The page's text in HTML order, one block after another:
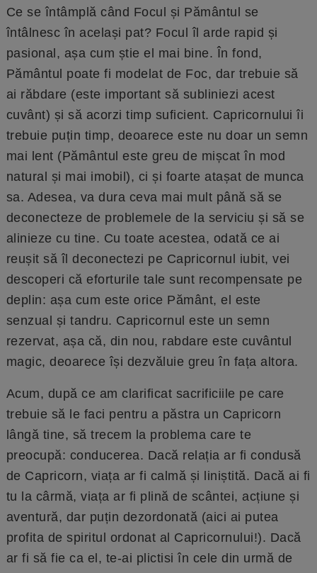
Ce se întâmplă când Focul și Pământul se
întâlnesc în același pat? Focul îl arde rapid și
pasional, așa cum știe el mai bine. În fond,
Pământul poate fi modelat de Foc, dar trebuie să
ai răbdare (este important să subliniezi acest
cuvânt) și să acorzi timp suficient. Capricornului îi
trebuie puțin timp, deoarece este nu doar un semn
mai lent (Pământul este greu de mișcat în mod
natural și mai imobil), ci și foarte atașat de munca
sa. Adesea, va dura ceva mai mult până să se
deconecteze de problemele de la serviciu și să se
alinieze cu tine. Cu toate acestea, odată ce ai
reușit să îl deconectezi pe Capricornul iubit, vei
descoperi că eforturile tale sunt recompensate pe
deplin: așa cum este orice Pământ, el este
senzual și tandru. Capricornul este un semn
rezervat, așa că, din nou, rabdare este cuvântul
magic, deoarece își dezvăluie greu în fața altora.
Acum, după ce am clarificat sacrificiile pe care
trebuie să le faci pentru a păstra un Capricorn
lângă tine, să trecem la problema care te
preocupă: conducerea. Dacă relația ar fi condusă
de Capricorn, viața ar fi calmă și liniștită. Dacă ai fi
tu la cârmă, viața ar fi plină de scântei, acțiune și
aventură, dar puțin dezordonată (aici ai putea
profita de spiritul ordonat al Capricornului!). Dacă
ar fi să fie ca el, te-ai plictisi în cele din urmă de